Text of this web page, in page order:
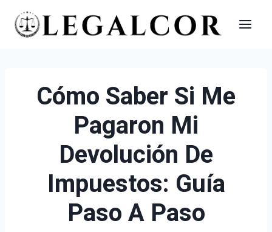
Saltar
Cómo Saber Si Me
Pagaron Mi
Devolución De
Impuestos: Guía
Paso A Paso